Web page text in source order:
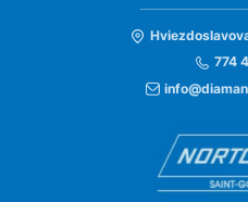
774